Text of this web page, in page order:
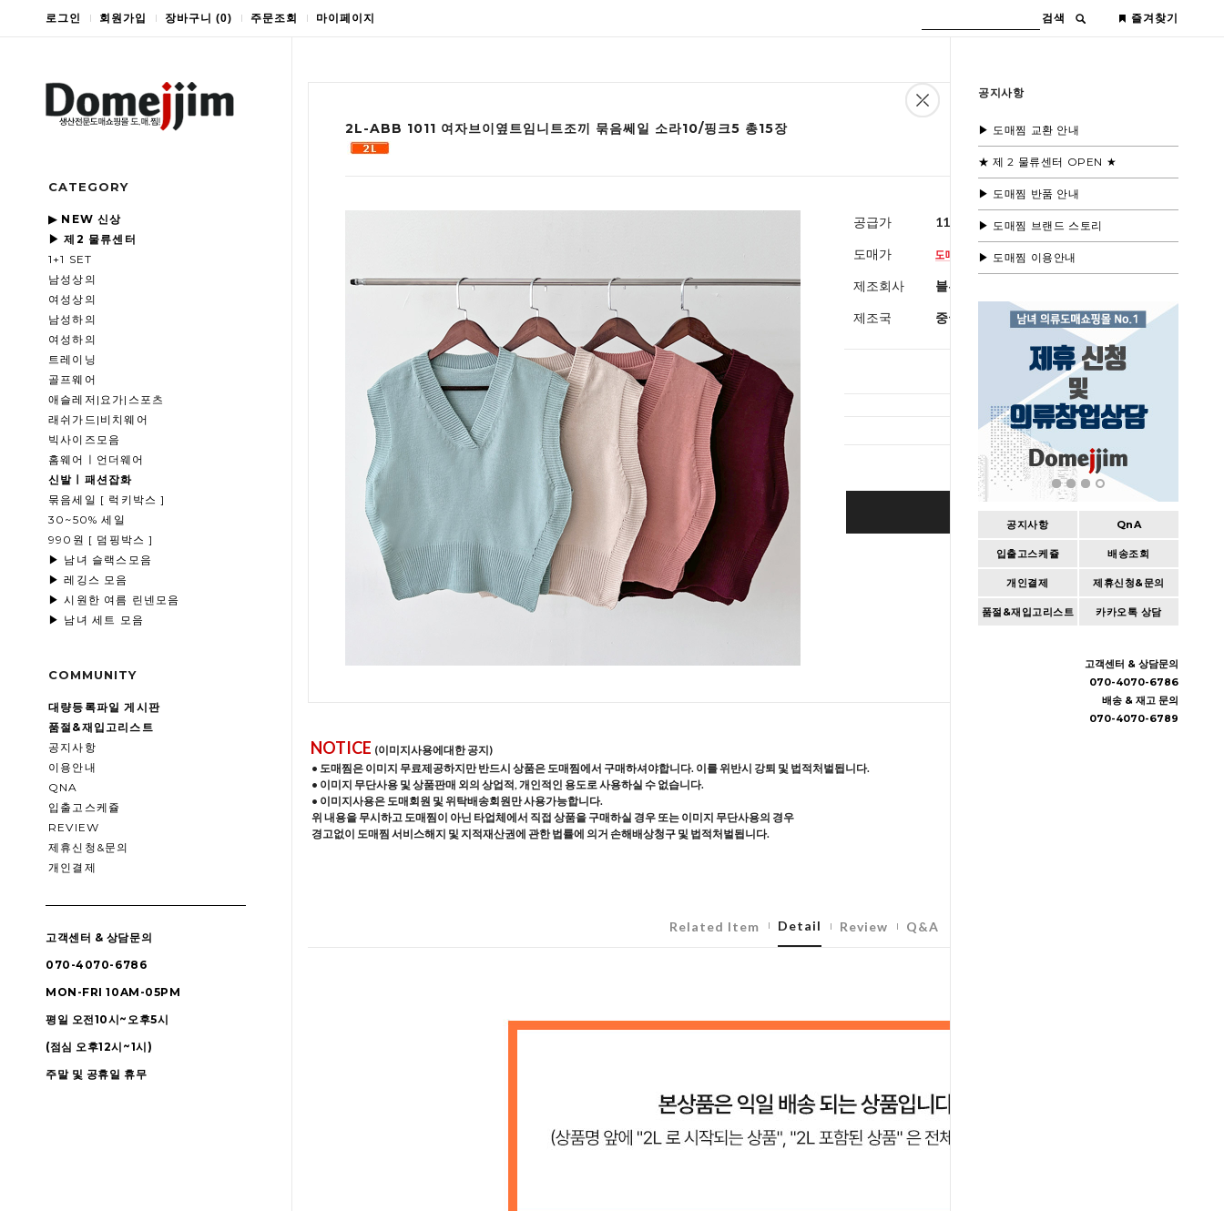
로그인 회원가입 장바구니 (0) 주문조회 마이페이지 검색 즐겨찾기
CATEGORY
▶ NEW 신상
▶ 제2 물류센터
1+1 SET
남성상의
여성상의
남성하의
여성하의
트레이닝
골프웨어
애슬레저|요가|스포츠
래쉬가드|비치웨어
빅사이즈모음
홈웨어ㅣ언더웨어
신발ㅣ패션잡화
묶음세일 [ 럭키박스 ]
30~50% 세일
990원 [ 덤핑박스 ]
▶ 남녀 슬랙스모음
▶ 레깅스 모음
▶ 시원한 여름 린넨모음
▶ 남녀 세트 모음
COMMUNITY
대량등록파일 게시판
품절&재입고리스트
공지사항
이용안내
QNA
입출고스케쥴
REVIEW
제휴신청&문의
개인결제
고객센터 & 상담문의
070-4070-6786
MON-FRI 10AM-05PM
평일 오전10시~오후5시
(점심 오후12시~1시)
주말 및 공휴일 휴무
공지사항
▶ 도매찜 교환 안내
★ 제 2 물류센터 OPEN ★
▶ 도매찜 반품 안내
▶ 도매찜 브랜드 스토리
▶ 도매찜 이용안내
공지사항 QnA
입출고스케쥴 배송조회
개인결제 제휴신청&문의
품절&재입고리스트 카카오톡 상담
고객센터 & 상담문의
070-4070-6786
배송 & 재고 문의
070-4070-6789
2L-ABB 1011 여자브이옆트임니트조끼 묶음쎄일 소라10/핑크5 총15장
공급가 11,600원(부가세별도)
도매가
제조회사 블루모드제휴사
제조국 중국
Cart | Wishlist
NOTICE (이미지사용에대한 공지)
• 도매찜은 이미지 무료제공하지만 반드시 상품은 도매찜에서 구매하셔야합니다. 이를 위반시 강퇴 및 법적처벌됩니다.
• 이미지 무단사용 및 상품판매 외의 상업적, 개인적인 용도로 사용하실 수 없습니다.
• 이미지사용은 도매회원 및 위탁배송회원만 사용가능합니다.
위 내용을 무시하고 도매찜이 아닌 타업체에서 직접 상품을 구매하실 경우 또는 이미지 무단사용의 경우
경고없이 도매찜 서비스해지 및 지적재산권에 관한 법률에 의거 손해배상청구 및 법적처벌됩니다.
Related Item Detail Review Q&A